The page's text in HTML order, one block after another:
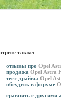
также:
отзывы про Opel
продажа Opel Astra
тест-драйвы Opel
обсудить в форуме
сравнить с другими